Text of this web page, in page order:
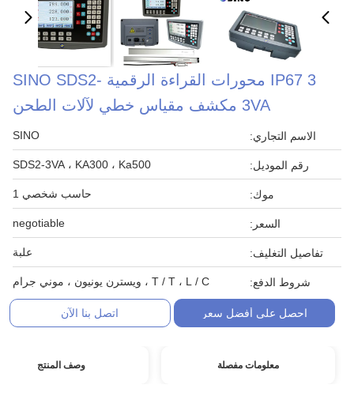
IP67 3 محورات القراءة الرقمية SINO SDS2-
3VA مكشف مقياس خطي لآلات الطحن
الاسم التجاري: SINO
رقم الموديل: SDS2-3VA ، KA300 ، Ka500
موك: حاسب شخصي 1
السعر: negotiable
تفاصيل التغليف: علبة
شروط الدفع: T / T ، L / C ، ويسترن يونيون ، موني جرام
احصل على أفضل سعر اتصل بنا الآن
معلومات مفصلة وصف المنتج